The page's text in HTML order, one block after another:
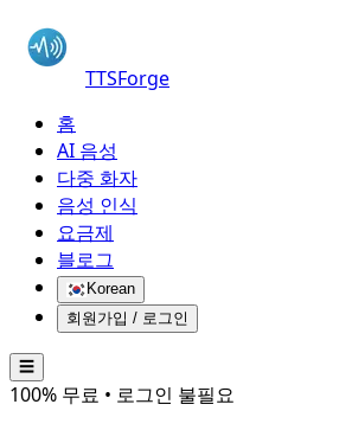
TTSForge
홈
AI 음성
다중 화자
음성 인식
요금제
블로그
Korean
회원가입 / 로그인
☰
100% 무료 • 로그인 불필요